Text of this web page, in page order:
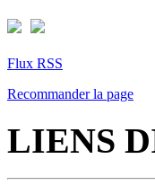
Flux RSS
Recommander la page
LIENS